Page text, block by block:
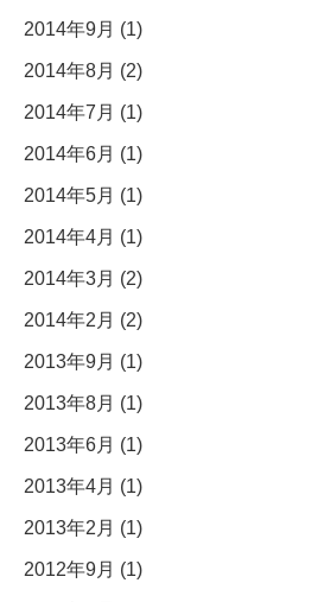
2014年9月 (1)
2014年8月 (2)
2014年7月 (1)
2014年6月 (1)
2014年5月 (1)
2014年4月 (1)
2014年3月 (2)
2014年2月 (2)
2013年9月 (1)
2013年8月 (1)
2013年6月 (1)
2013年4月 (1)
2013年2月 (1)
2012年9月 (1)